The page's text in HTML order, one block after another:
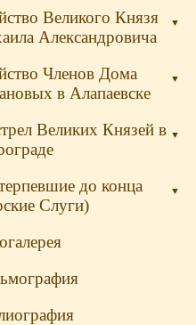
▼
Великого Князя
Александровича
▼
Членов Дома
в Алапаевске
▼
Великих Князей в
▼
до конца
Слуги)